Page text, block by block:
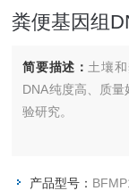
粪便基因组
简要描述： 土壤
DNA纯度高、质
验研究。
产品型号：